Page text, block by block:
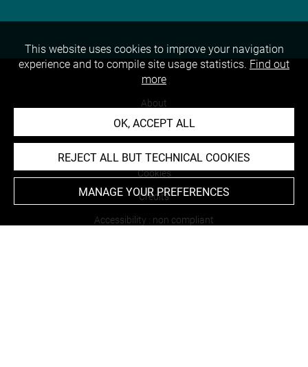
About
Contact Us
Cookies
Credits
Accessibility : non compliant
This website uses cookies to improve your navigation
experience and to compile site usage statistics. Find out
more
OK, ACCEPT ALL
REJECT ALL BUT TECHNICAL COOKIES
MANAGE YOUR PREFERENCES